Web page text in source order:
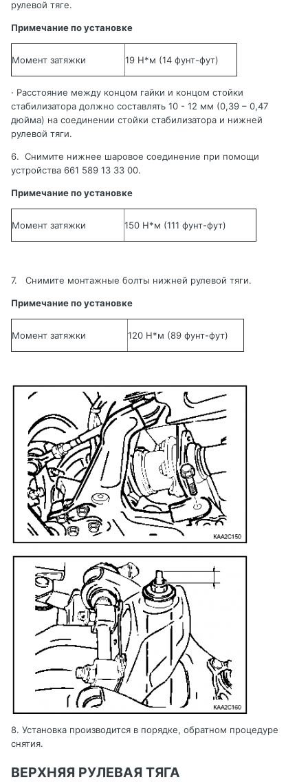
рулевой тяге.
Примечание по установке
Момент затяжки 19 Н*м (14 фунт-фут)
· Расстояние между концом гайки и концом стойки
стабилизатора должно составлять 10 - 12 мм (0,39 – 0,47
дюйма) на соединении стойки стабилизатора и нижней
рулевой тяги.
6. Снимите нижнее шаровое соединение при помощи
устройства 661 589 13 33 00.
Примечание по установке
Момент затяжки 150 Н*м (111 фунт-фут)
7. Снимите монтажные болты нижней рулевой тяги.
Примечание по установке
Момент затяжки 120 Н*м (89 фунт-фут)
8. Установка производится в порядке, обратном процедуре
снятия.
ВЕРХНЯЯ РУЛЕВАЯ ТЯГА